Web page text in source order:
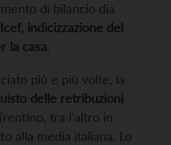
di bilancio dia
indicizzazione del
la casa.
più e più volte, la
delle retribuzioni
tra l’altro in
alla media italiana. Lo